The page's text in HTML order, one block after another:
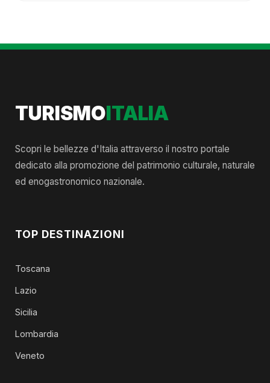
TURISMOITALIA
Scopri le bellezze d'Italia attraverso il nostro portale
dedicato alla promozione del patrimonio culturale, naturale
ed enogastronomico nazionale.
TOP DESTINAZIONI
Toscana
Lazio
Sicilia
Lombardia
Veneto